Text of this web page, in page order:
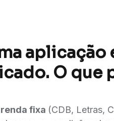
aplicação
O
renda fixa (CDB, Letras,